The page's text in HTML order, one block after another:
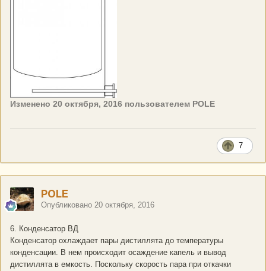
Изменено 20 октября, 2016 пользователем POLE
7
POLE
Опубликовано 20 октября, 2016
6. Конденсатор ВД
Конденсатор охлаждает пары дистиллята до температуры
конденсации. В нем происходит осаждение капель и вывод
дистиллята в емкость. Поскольку скорость пара при откачки